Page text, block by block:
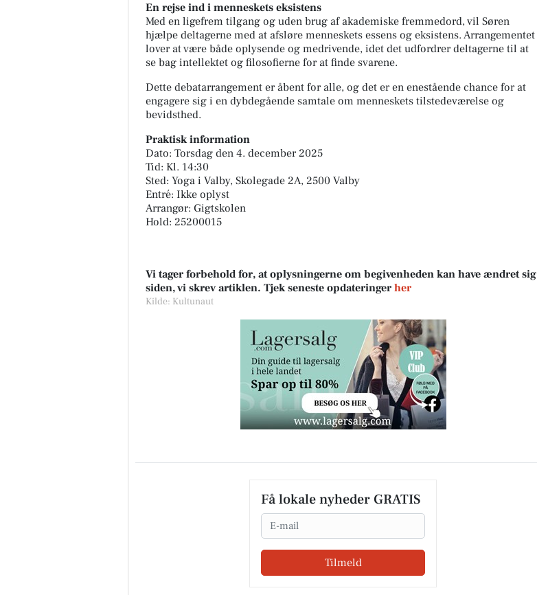
En rejse ind i menneskets eksistens
Med en ligefrem tilgang og uden brug af akademiske fremmedord, vil Søren
hjælpe deltagerne med at afsløre menneskets essens og eksistens. Arrangementet
lover at være både oplysende og medrivende, idet det udfordrer deltagerne til at
se bag intellektet og filosofierne for at finde svarene.
Dette debatarrangement er åbent for alle, og det er en enestående chance for at
engagere sig i en dybdegående samtale om menneskets tilstedeværelse og
bevidsthed.
Praktisk information
Dato: Torsdag den 4. december 2025
Tid: Kl. 14:30
Sted: Yoga i Valby, Skolegade 2A, 2500 Valby
Entré: Ikke oplyst
Arrangør: Gigtskolen
Hold: 25200015
Vi tager forbehold for, at oplysningerne om begivenheden kan have ændret sig
siden, vi skrev artiklen. Tjek seneste opdateringer her
Kilde: Kultunaut
Få lokale nyheder GRATIS
Email
Tilmeld